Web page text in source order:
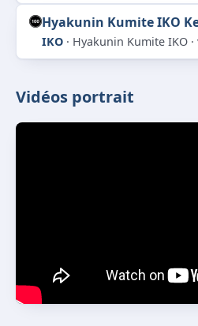
Hyakunin Kumite IKO
IKO · Hyakunin Kumite IKO
Vidéos portrait